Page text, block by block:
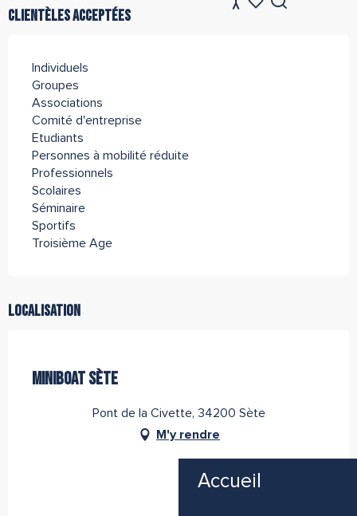
Accueil
Clientèles acceptées
Individuels
Groupes
Associations
Comité d'entreprise
Etudiants
Personnes à mobilité réduite
Professionnels
Scolaires
Séminaire
Sportifs
Troisième Age
Localisation
MINIBOAT SÈTE
Pont de la Civette, 34200 Sète
M'y rendre